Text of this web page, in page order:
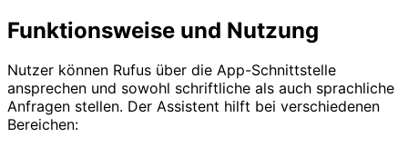
Funktionsweise und Nutzung
Nutzer können Rufus über die App-Schnittstelle
ansprechen und sowohl schriftliche als auch sprachliche
Anfragen stellen. Der Assistent hilft bei verschiedenen
Bereichen: